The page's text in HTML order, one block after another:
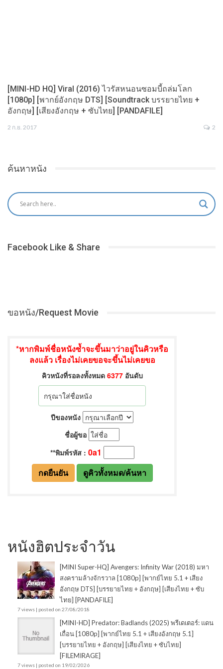
[MINI-HD HQ] Viral (2016) ไวรัสหนอนซอมบี้ถล่มโลก
[1080p] [พากย์อังกฤษ DTS] [Soundtrack บรรยายไทย +
อังกฤษ] [เสียงอังกฤษ + ซับไทย] [PANDAFILE]
2 ก.ย. 2017 2
ค้นหาหนัง
Facebook Like & Share
ขอหนัง/Request Movie
หนังฮิตประจำวัน
[MINI Super-HQ] Avengers: Infinity War (2018) มหา
สงครามล้างจักรวาล [1080p] [พากย์ไทย 5.1 + เสียง
อังกฤษ DTS] [บรรยายไทย + อังกฤษ] [เสียงไทย + ซับ
ไทย] [PANDAFILE]
7 views | posted on 27/08/2018
[MINI-HD] Predator: Badlands (2025) พรีเดเตอร์: แดน
เถื่อน [1080p] [พากย์ไทย 5.1 + เสียงอังกฤษ 5.1]
[บรรยายไทย + อังกฤษ] [เสียงไทย + ซับไทย]
[FILEMIRAGE]
7 views | posted on 19/02/2026